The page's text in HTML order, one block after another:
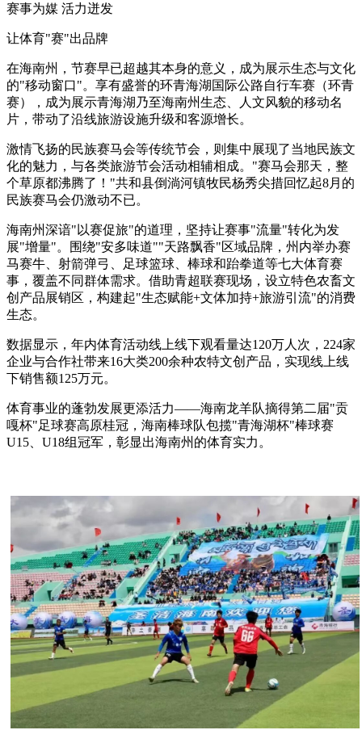
赛事为媒 活力迸发
让体育"赛"出品牌
在海南州，节赛早已超越其本身的意义，成为展示生态与文化
的"移动窗口"。享有盛誉的环青海湖国际公路自行车赛（环青
赛），成为展示青海湖乃至海南州生态、人文风貌的移动名
片，带动了沿线旅游设施升级和客源增长。
激情飞扬的民族赛马会等传统节会，则集中展现了当地民族文
化的魅力，与各类旅游节会活动相辅相成。"赛马会那天，整
个草原都沸腾了！"共和县倒淌河镇牧民杨秀尖措回忆起8月的
民族赛马会仍激动不已。
海南州深谙"以赛促旅"的道理，坚持让赛事"流量"转化为发
展"增量"。围绕"安多味道""天路飘香"区域品牌，州内举办赛
马赛牛、射箭弹弓、足球篮球、棒球和跆拳道等七大体育赛
事，覆盖不同群体需求。借助青超联赛现场，设立特色农畜文
创产品展销区，构建起"生态赋能+文体加持+旅游引流"的消费
生态。
数据显示，年内体育活动线上线下观看量达120万人次，224家
企业与合作社带来16大类200余种农特文创产品，实现线上线
下销售额125万元。
体育事业的蓬勃发展更添活力——海南龙羊队摘得第二届"贡
嘎杯"足球赛高原桂冠，海南棒球队包揽"青海湖杯"棒球赛
U15、U18组冠军，彰显出海南州的体育实力。